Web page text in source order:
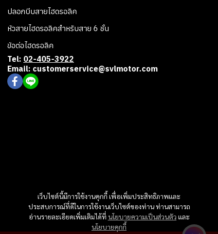
เว็บไซต์นี้มีการใช้งานคุกกี้ เพื่อเพิ่มประสิทธิภาพและ
ประสบการณ์ที่ดีในการใช้งานเว็บไซต์ของท่าน ท่านสามารถ
อ่านรายละเอียดเพิ่มเติมได้ที่ นโยบายความเป็นส่วนตัว และ
นโยบายคุกกี้
ปลอกบีบสายไฮดรอลิค
หัวสายไฮดรอลิคสำหรับสาย 6 ชั้น
ข้อต่อไฮดรอลิค
Tel: 02-405-3922
Email: customerservice@svlmotor.com